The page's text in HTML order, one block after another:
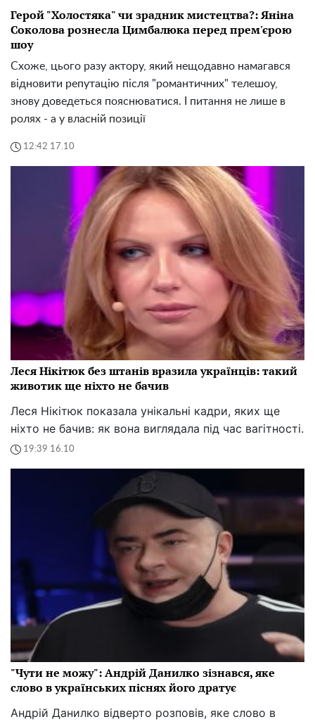
Герой "Холостяка" чи зрадник мистецтва?: Яніна
Соколова рознесла Цимбалюка перед прем'єрою
шоу
Схоже, цього разу актору, який нещодавно намагався
відновити репутацію після "романтичних" телешоу,
знову доведеться пояснюватися. І питання не лише в
ролях - а у власній позиції
12:42 17.10
Леся Нікітюк без штанів вразила українців: такий
животик ще ніхто не бачив
Леся Нікітюк показала унікальні кадри, яких ще
ніхто не бачив: як вона виглядала під час вагітності.
19:39 16.10
"Чути не можу": Андрій Данилко зізнався, яке
слово в українських піснях його дратує
Андрій Данилко відверто розповів, яке слово в